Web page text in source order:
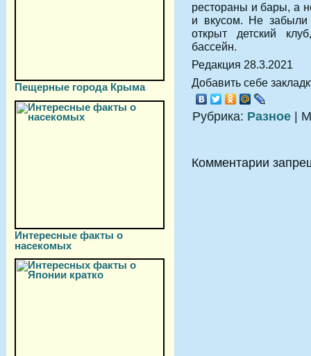
Пещерные города Крыма
Интересные факты о
насекомых
рестораны и бары, а
и вкусом. Не забыли
открыт детский
бассейн.
Редакция 28.3.2021
Добавить себе
Рубрика: Разное |
Комментарии